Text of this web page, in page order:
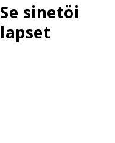
Se sinetöi
lapset